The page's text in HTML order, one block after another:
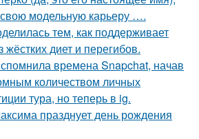
модельную карьеру ….
тем, как поддерживает
диет и перегибов.
времена Snapchat, начав
количеством личных
тура, но теперь в ig.
празднует день рождения